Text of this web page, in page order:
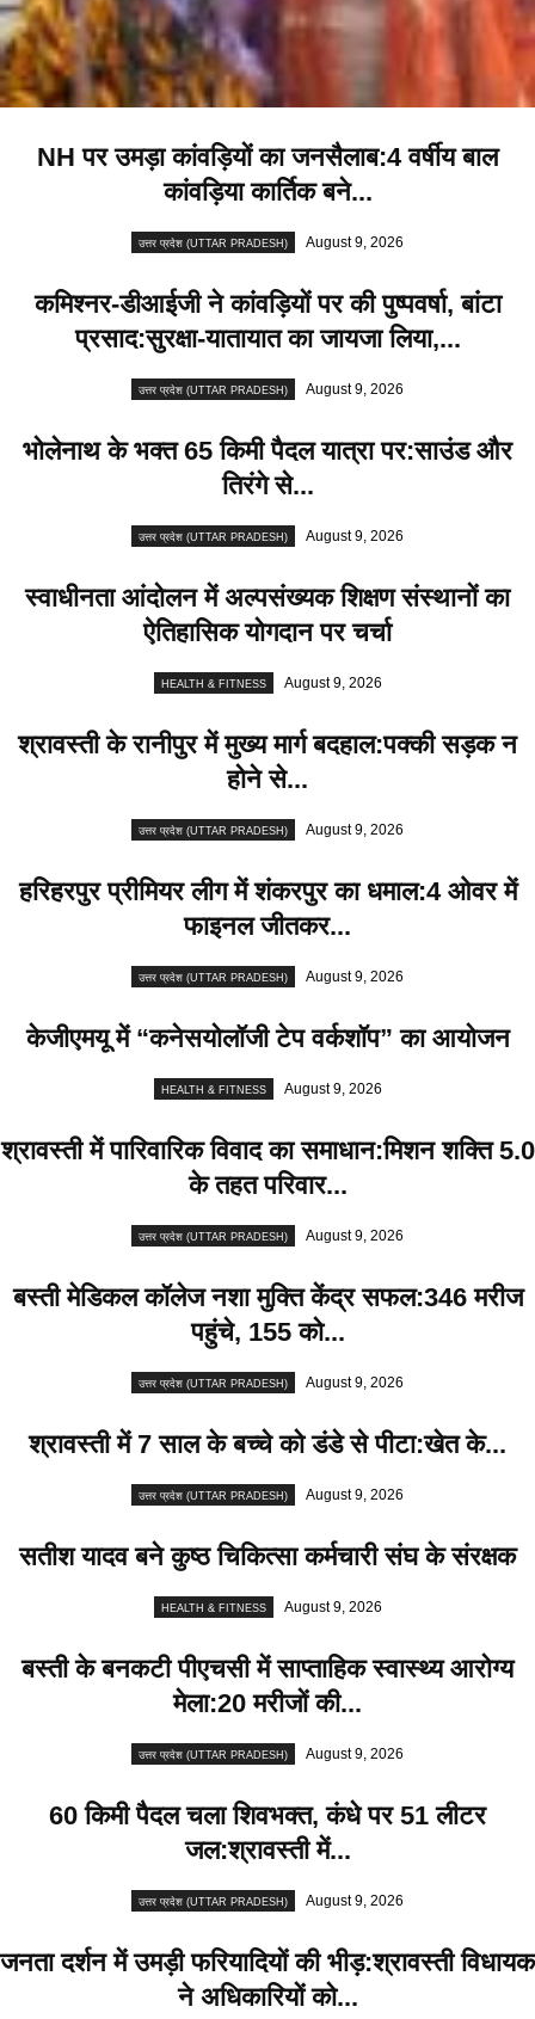
NH पर उमड़ा कांवड़ियों का जनसैलाब:4 वर्षीय बाल
कांवड़िया कार्तिक बने...
उत्तर प्रदेश (UTTAR PRADESH) August 9, 2026
कमिश्नर-डीआईजी ने कांवड़ियों पर की पुष्पवर्षा, बांटा
प्रसाद:सुरक्षा-यातायात का जायजा लिया,...
उत्तर प्रदेश (UTTAR PRADESH) August 9, 2026
भोलेनाथ के भक्त 65 किमी पैदल यात्रा पर:साउंड और
तिरंगे से...
उत्तर प्रदेश (UTTAR PRADESH) August 9, 2026
स्वाधीनता आंदोलन में अल्पसंख्यक शिक्षण संस्थानों का
ऐतिहासिक योगदान पर चर्चा
HEALTH & FITNESS August 9, 2026
श्रावस्ती के रानीपुर में मुख्य मार्ग बदहाल:पक्की सड़क न
होने से...
उत्तर प्रदेश (UTTAR PRADESH) August 9, 2026
हरिहरपुर प्रीमियर लीग में शंकरपुर का धमाल:4 ओवर में
फाइनल जीतकर...
उत्तर प्रदेश (UTTAR PRADESH) August 9, 2026
केजीएमयू में “कनेसयोलॉजी टेप वर्कशॉप” का आयोजन
HEALTH & FITNESS August 9, 2026
श्रावस्ती में पारिवारिक विवाद का समाधान:मिशन शक्ति 5.0
के तहत परिवार...
उत्तर प्रदेश (UTTAR PRADESH) August 9, 2026
बस्ती मेडिकल कॉलेज नशा मुक्ति केंद्र सफल:346 मरीज
पहुंचे, 155 को...
उत्तर प्रदेश (UTTAR PRADESH) August 9, 2026
श्रावस्ती में 7 साल के बच्चे को डंडे से पीटा:खेत के...
उत्तर प्रदेश (UTTAR PRADESH) August 9, 2026
सतीश यादव बने कुष्ठ चिकित्सा कर्मचारी संघ के संरक्षक
HEALTH & FITNESS August 9, 2026
बस्ती के बनकटी पीएचसी में साप्ताहिक स्वास्थ्य आरोग्य
मेला:20 मरीजों की...
उत्तर प्रदेश (UTTAR PRADESH) August 9, 2026
60 किमी पैदल चला शिवभक्त, कंधे पर 51 लीटर
जल:श्रावस्ती में...
उत्तर प्रदेश (UTTAR PRADESH) August 9, 2026
जनता दर्शन में उमड़ी फरियादियों की भीड़:श्रावस्ती विधायक
ने अधिकारियों को...